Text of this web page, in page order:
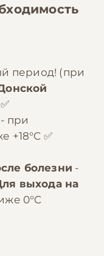
период! (при
- при
+18°C ✅
болезни -
выхода на
0°C